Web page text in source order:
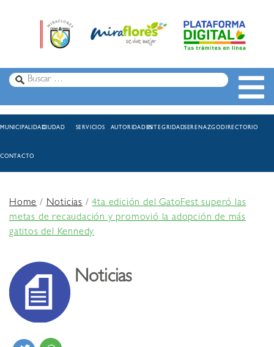
MUNICIPALIDADCIUDAD SERVICIOS AUTORIDADESINTEGRIDADSERENAZGODIRECTORIO
CONTACTO
Home/Noticias /4ta edición del GatoFest superó las
metas de recaudación y promovió la adopción de más
gatitos del Kennedy
Noticias